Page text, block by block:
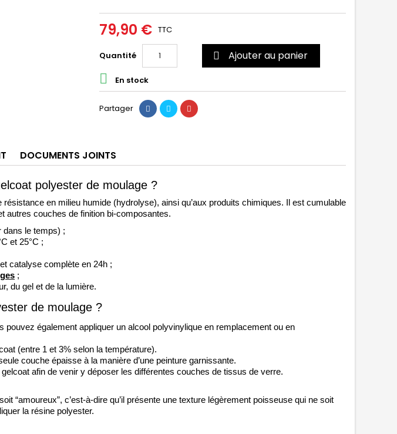
7035)7004)7011)
79,90 € TTC
Quantité  Ajouter au panier
 En stock
Partager
DOCUMENTS JOINTS
polyester de moulage ?
en milieu humide (hydrolyse), ainsi qu’aux produits chimiques. Il est cumulable
autres couches de finition bi-composantes.
dans le temps) ;
et 25°C ;
catalyse complète en 24h ;
;
du gel et de la lumière.
de moulage ?
pouvez également appliquer un alcool polyvinylique en remplacement ou en
(entre 1 et 3% selon la température).
couche épaisse à la manière d’une peinture garnissante.
afin de venir y déposer les différentes couches de tissus de verre.
“amoureux”, c’est-à-dire qu’il présente une texture légèrement poisseuse qui ne soit
la résine polyester.